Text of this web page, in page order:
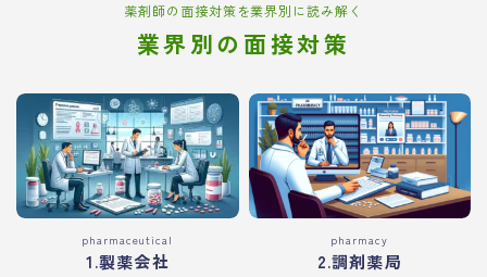
薬剤師の面接対策を業界別に読み解く
業界別の面接対策
pharmaceutical
1.製薬会社
pharmacy
2.調剤薬局